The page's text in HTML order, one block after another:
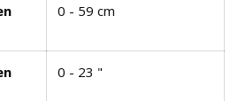
0 - 59 cm
0 - 23 "